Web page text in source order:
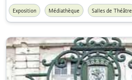
Exposition Médiathèque Salles de Théâtre